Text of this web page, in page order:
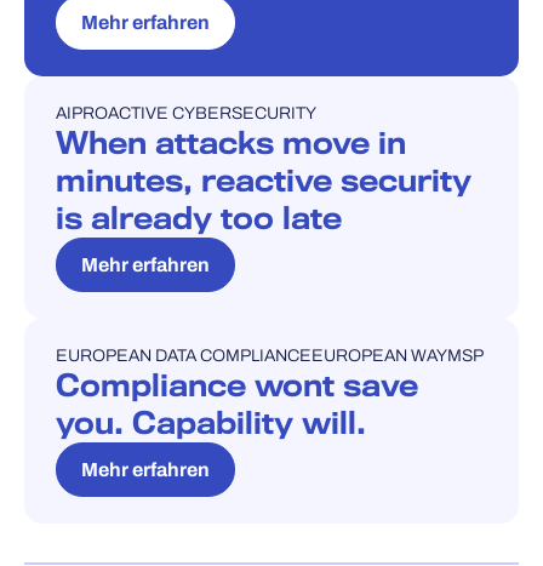
Mehr erfahren
BLOG
AIPROACTIVE CYBERSECURITY
When attacks move in
minutes, reactive security
is already too late
Mehr erfahren
BLOG
EUROPEAN DATA COMPLIANCEEUROPEAN WAYMSP
Compliance wont save
you. Capability will.
Mehr erfahren